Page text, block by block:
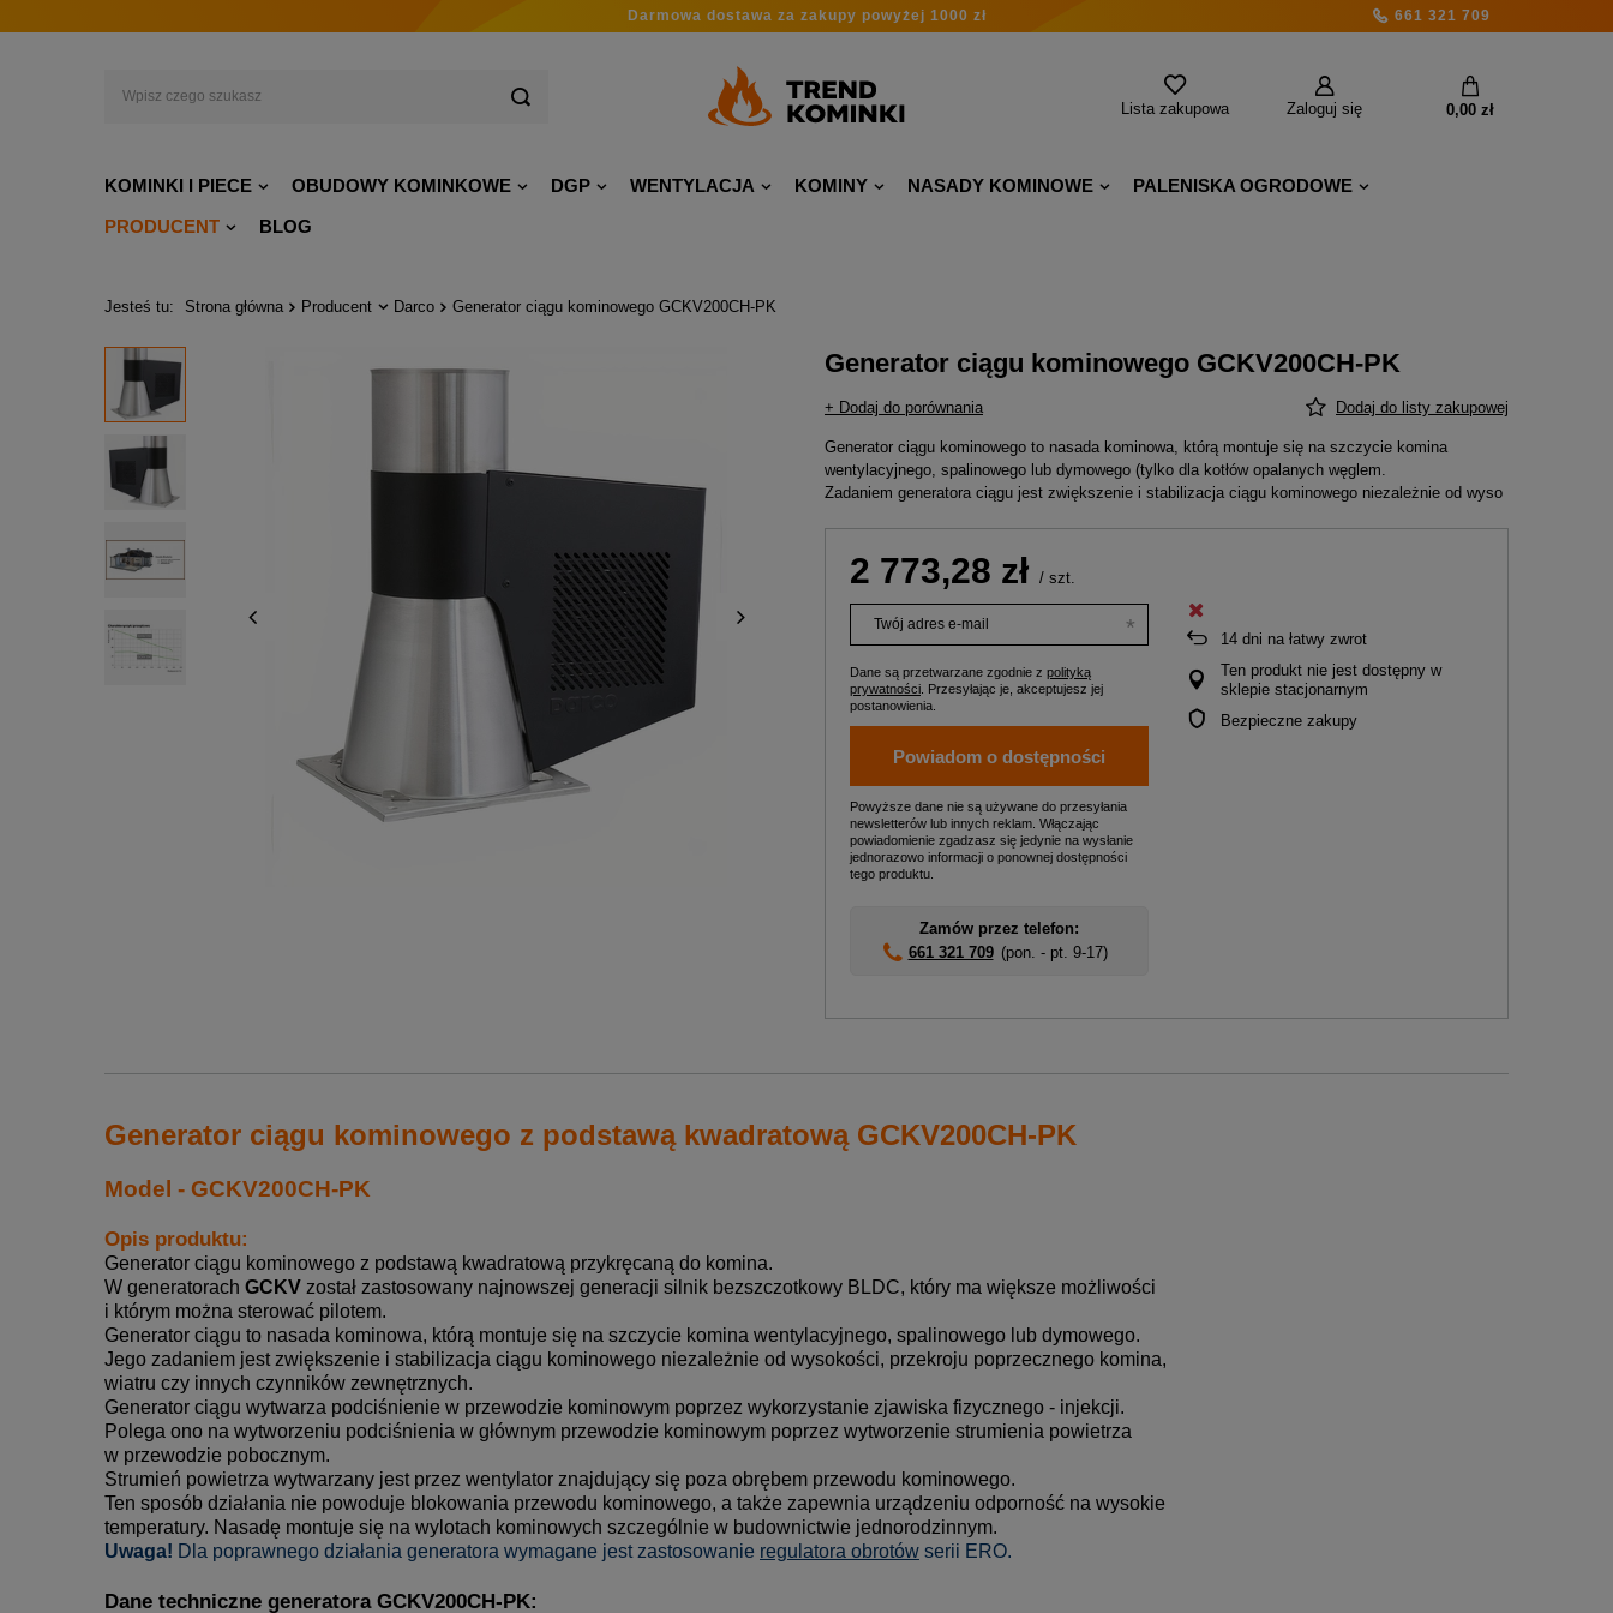
Darmowa dostawa za zakupy powyżej 1000 zł 661 321 709
Zaloguj się
Lista zakupowa 0,00 zł
KOMINKI I PIECE OBUDOWY KOMINKOWE DGP WENTYLACJA KOMINY NASADY KOMINOWE
PALENISKA OGRODOWE
PRODUCENT
BLOG
Jesteś tu: Strona główna Producent Darco Generator ciągu kominowego GCKV200CH-PK
Generator ciągu kominowego GCKV200CH-PK
+ Dodaj do porównania Dodaj do listy zakupowej
Generator ciągu kominowego to nasada kominowa, którą montuje się na szczycie komina
wentylacyjnego, spalinowego lub dymowego (tylko dla kotłów opalanych węglem.
Zadaniem generatora ciągu jest zwiększenie i stabilizacja ciągu kominowego niezależnie od wyso
2 773,28 zł / szt.
Twój adres e-mail
Dane są przetwarzane zgodnie z polityką
prywatności . Przesyłając je, akceptujesz jej
postanowienia.
Powiadom o dostępności
Powyższe dane nie są używane do przesyłania
newsletterów lub innych reklam. Włączając
powiadomienie zgadzasz się jedynie na wysłanie
jednorazowo informacji o ponownej dostępności
tego produktu.
Zamów przez telefon:
661 321 709 (pon. - pt. 9-17)
14 dni na łatwy zwrot
Ten produkt nie jest dostępny w
sklepie stacjonarnym
Bezpieczne zakupy
Generator ciągu kominowego z podstawą kwadratową GCKV200CH-PK
Model - GCKV200CH-PK
Opis produktu:
Generator ciągu kominowego z podstawą kwadratową przykręcaną do komina.
W generatorach GCKV został zastosowany najnowszej generacji silnik bezszczotkowy BLDC, który ma większe możliwości
i którym można sterować pilotem.
Generator ciągu to nasada kominowa, którą montuje się na szczycie komina wentylacyjnego, spalinowego lub dymowego.
Jego zadaniem jest zwiększenie i stabilizacja ciągu kominowego niezależnie od wysokości, przekroju poprzecznego komina,
wiatru czy innych czynników zewnętrznych.
Generator ciągu wytwarza podciśnienie w przewodzie kominowym poprzez wykorzystanie zjawiska fizycznego - injekcji.
Polega ono na wytworzeniu podciśnienia w głównym przewodzie kominowym poprzez wytworzenie strumienia powietrza
w przewodzie pobocznym.
Strumień powietrza wytwarzany jest przez wentylator znajdujący się poza obrębem przewodu kominowego.
Ten sposób działania nie powoduje blokowania przewodu kominowego, a także zapewnia urządzeniu odporność na wysokie
temperatury. Nasadę montuje się na wylotach kominowych szczególnie w budownictwie jednorodzinnym.
Uwaga! Dla poprawnego działania generatora wymagane jest zastosowanie regulatora obrotów serii ERO.
Dane techniczne generatora GCKV200CH-PK: